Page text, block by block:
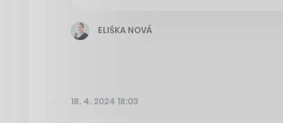
ELIŠKA NOVÁ
18. 4. 2024 18:03